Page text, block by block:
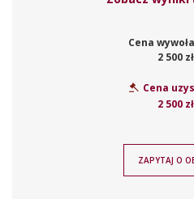
Cena
2 500 zł
Cena
2 500 zł
ZAPYTAJ O